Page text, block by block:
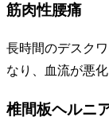
筋肉性腰痛
長時間のデスク
なり、血流が悪
椎間板ヘルニ